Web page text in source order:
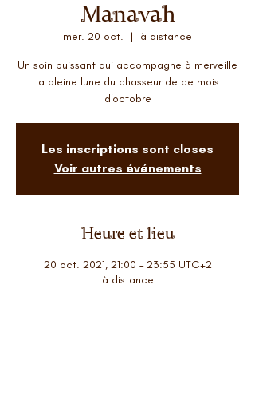
Manavah
mer. 20 oct.
  |
à distance
Un soin puissant qui accompagne à merveille
la pleine lune du chasseur de ce mois
d'octobre
Les inscriptions sont closes
Voir autres événements
Heure et lieu
20 oct. 2021, 21:00 – 23:55 UTC+2
à distance